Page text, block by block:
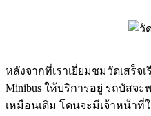
หลังจากที่เราเยี่ยมชมวัดเสร็จ
Minibus ให้บริการอยู่ รถบัสจะ
เหมือนเดิม โดนจะมีเจ้าหน้าที่